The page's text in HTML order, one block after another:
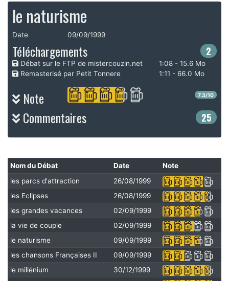
le naturisme
Date 09/09/1999
Téléchargements 2
Débat sur le FTP de mistercouzin.net
1:08 - 15.6 Mo
Remasterisé par Petit Tonnere
1:11 - 66.0 Mo
Note 7.3/10
Commentaires 25
Nom du Débat Date
Note
les parcs d'attraction
26/08/1999
les Eclipses
26/08/1999
les grandes vacances
02/09/1999
la vie de couple
02/09/1999
le naturisme
09/09/1999
les chansons Françaises II
09/09/1999
le millénium
30/12/1999